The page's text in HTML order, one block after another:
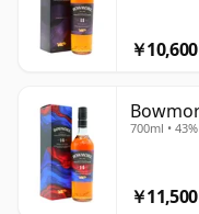
￥10,600
700ml • 43%
￥11,500